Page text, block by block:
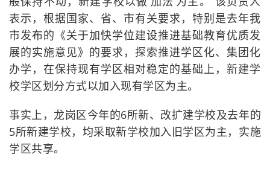
表示，根据国家、省、市有关要求，特别是去年我
市发布的《关于加快学位建设推进基础教育优质发
展的实施意见》的要求，探索推进学区化、集团化
办学，在保持现有学区相对稳定的基础上，新建学
校学区划分方式以加入现有学区为主。
事实上，龙岗区今年的6所新、改扩建学校及去年的
5所新建学校，均采取新学校加入旧学区为主，实施
学区共享。